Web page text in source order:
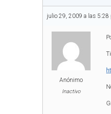
julio 29, 2009 a las 5:28
Anónimo
Inactivo